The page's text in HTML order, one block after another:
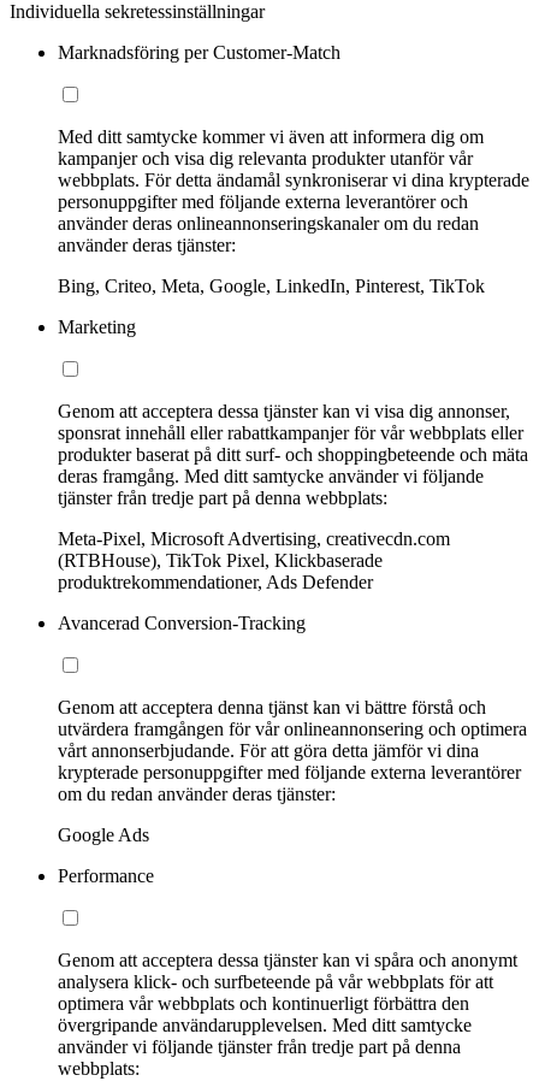
Individuella sekretessinställningar
Marknadsföring per Customer-Match
Med ditt samtycke kommer vi även att informera dig om
kampanjer och visa dig relevanta produkter utanför vår
webbplats. För detta ändamål synkroniserar vi dina krypterade
personuppgifter med följande externa leverantörer och
använder deras onlineannonseringskanaler om du redan
använder deras tjänster:
Bing, Criteo, Meta, Google, LinkedIn, Pinterest, TikTok
Marketing
Genom att acceptera dessa tjänster kan vi visa dig annonser,
sponsrat innehåll eller rabattkampanjer för vår webbplats eller
produkter baserat på ditt surf- och shoppingbeteende och mäta
deras framgång. Med ditt samtycke använder vi följande
tjänster från tredje part på denna webbplats:
Meta-Pixel, Microsoft Advertising, creativecdn.com
(RTBHouse), TikTok Pixel, Klickbaserade
produktrekommendationer, Ads Defender
Avancerad Conversion-Tracking
Genom att acceptera denna tjänst kan vi bättre förstå och
utvärdera framgången för vår onlineannonsering och optimera
vårt annonserbjudande. För att göra detta jämför vi dina
krypterade personuppgifter med följande externa leverantörer
om du redan använder deras tjänster:
Google Ads
Performance
Genom att acceptera dessa tjänster kan vi spåra och anonymt
analysera klick- och surfbeteende på vår webbplats för att
optimera vår webbplats och kontinuerligt förbättra den
övergripande användarupplevelsen. Med ditt samtycke
använder vi följande tjänster från tredje part på denna
webbplats: